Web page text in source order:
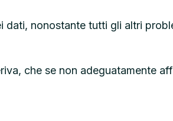
nonostante tutti gli altri
che se non adeguatamente